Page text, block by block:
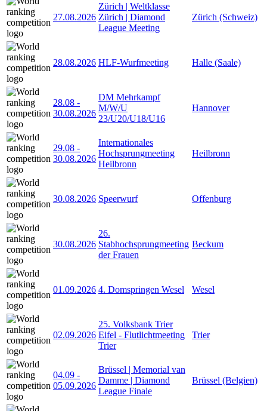
27.08.2026
Zürich | Weltklasse
Zürich | Diamond
League Meeting
Zürich (Schweiz)
28.08.2026 HLF-Wurfmeeting Halle (Saale)
28.08 -
30.08.2026
DM Mehrkampf
M/W/U
23/U20/U18/U16
Hannover
29.08 -
30.08.2026
Internationales
Hochsprungmeeting
Heilbronn
Heilbronn
30.08.2026 Speerwurf Offenburg
30.08.2026
26.
Stabhochsprungmeeting
der Frauen
Beckum
01.09.2026 4. Domspringen Wesel Wesel
02.09.2026
25. Volksbank Trier
Eifel - Flutlichtmeeting
Trier
Trier
04.09 -
05.09.2026
Brüssel | Memorial van
Damme | Diamond
League Finale
Brüssel (Belgien)